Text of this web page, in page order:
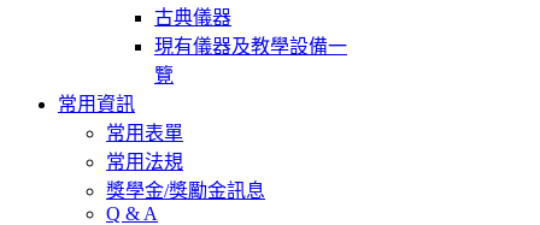
古典儀器
現有儀器及教學設備一
覽
常用資訊
常用表單
常用法規
獎學金/獎勵金訊息
Q & A